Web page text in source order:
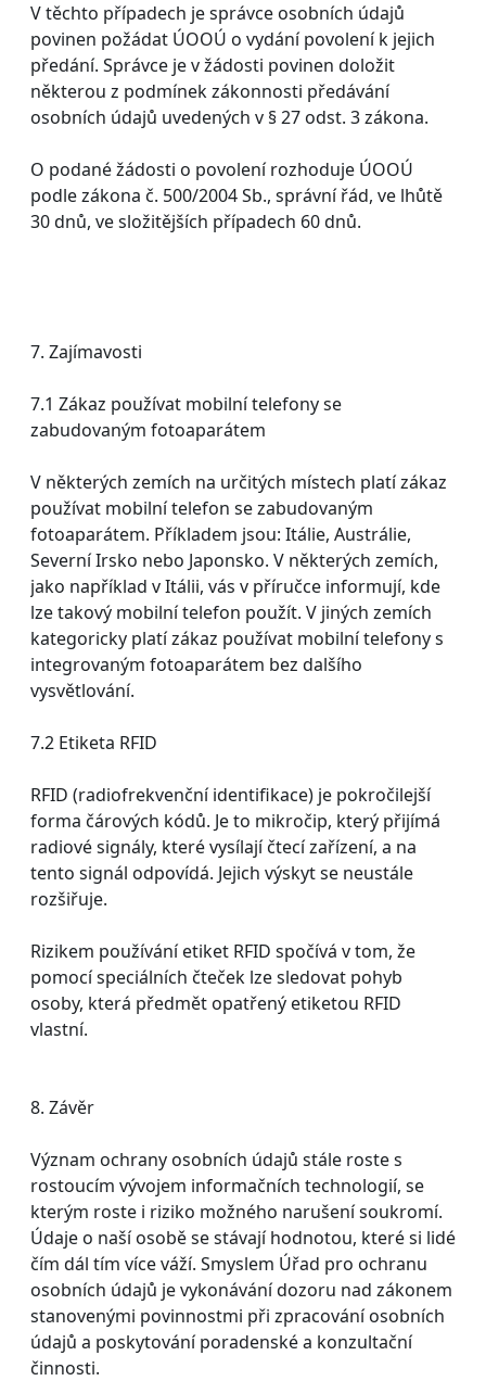
V těchto případech je správce osobních údajů
povinen požádat ÚOOÚ o vydání povolení k jejich
předání. Správce je v žádosti povinen doložit
některou z podmínek zákonnosti předávání
osobních údajů uvedených v § 27 odst. 3 zákona.
O podané žádosti o povolení rozhoduje ÚOOÚ
podle zákona č. 500/2004 Sb., správní řád, ve lhůtě
30 dnů, ve složitějších případech 60 dnů.
7. Zajímavosti
7.1 Zákaz používat mobilní telefony se
zabudovaným fotoaparátem
V některých zemích na určitých místech platí zákaz
používat mobilní telefon se zabudovaným
fotoaparátem. Příkladem jsou: Itálie, Austrálie,
Severní Irsko nebo Japonsko. V některých zemích,
jako například v Itálii, vás v příručce informují, kde
lze takový mobilní telefon použít. V jiných zemích
kategoricky platí zákaz používat mobilní telefony s
integrovaným fotoaparátem bez dalšího
vysvětlování.
7.2 Etiketa RFID
RFID (radiofrekvenční identifikace) je pokročilejší
forma čárových kódů. Je to mikročip, který přijímá
radiové signály, které vysílají čtecí zařízení, a na
tento signál odpovídá. Jejich výskyt se neustále
rozšiřuje.
Rizikem používání etiket RFID spočívá v tom, že
pomocí speciálních čteček lze sledovat pohyb
osoby, která předmět opatřený etiketou RFID
vlastní.
8. Závěr
Význam ochrany osobních údajů stále roste s
rostoucím vývojem informačních technologií, se
kterým roste i riziko možného narušení soukromí.
Údaje o naší osobě se stávají hodnotou, které si lidé
čím dál tím více váží. Smyslem Úřad pro ochranu
osobních údajů je vykonávání dozoru nad zákonem
stanovenými povinnostmi při zpracování osobních
údajů a poskytování poradenské a konzultační
činnosti.